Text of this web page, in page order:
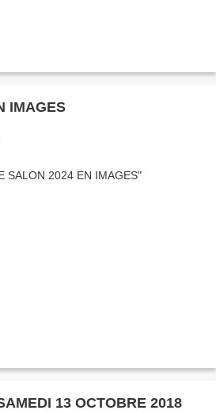
IMAGES
13 OCTOBRE 2018